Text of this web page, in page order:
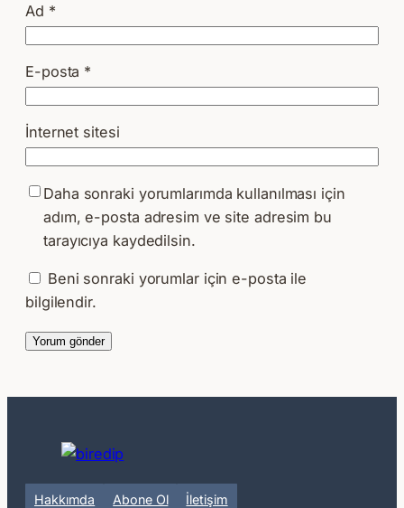
Ad *
E-posta *
İnternet sitesi
Daha sonraki yorumlarımda kullanılması için
adım, e-posta adresim ve site adresim bu
tarayıcıya kaydedilsin.
Beni sonraki yorumlar için e-posta ile
bilgilendir.
Hakkımda Abone Ol İletişim